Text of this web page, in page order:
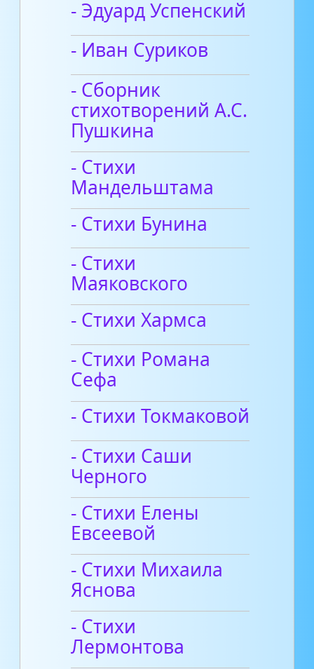
- Эдуард Успенский
- Иван Суриков
- Сборник
стихотворений А.С.
Пушкина
- Стихи
Мандельштама
- Стихи Бунина
- Стихи
Маяковского
- Стихи Хармса
- Стихи Романа
Сефа
- Стихи Токмаковой
- Стихи Саши
Черного
- Стихи Елены
Евсеевой
- Стихи Михаила
Яснова
- Стихи
Лермонтова